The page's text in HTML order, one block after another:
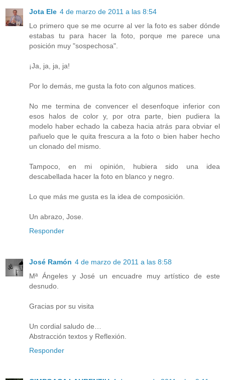
Jota Ele 4 de marzo de 2011 a las 8:54
Lo primero que se me ocurre al ver la foto es saber dónde
estabas tu para hacer la foto, porque me parece una
posición muy "sospechosa".
¡Ja, ja, ja, ja!
Por lo demás, me gusta la foto con algunos matices.
No me termina de convencer el desenfoque inferior con
esos halos de color y, por otra parte, bien pudiera la
modelo haber echado la cabeza hacia atrás para obviar el
pañuelo que le quita frescura a la foto o bien haber hecho
un clonado del mismo.
Tampoco, en mi opinión, hubiera sido una idea
descabellada hacer la foto en blanco y negro.
Lo que más me gusta es la idea de composición.
Un abrazo, Jose.
Responder
José Ramón 4 de marzo de 2011 a las 8:58
Mª Ángeles y José un encuadre muy artístico de este
desnudo.
Gracias por su visita
Un cordial saludo de…
Abstracción textos y Reflexión.
Responder